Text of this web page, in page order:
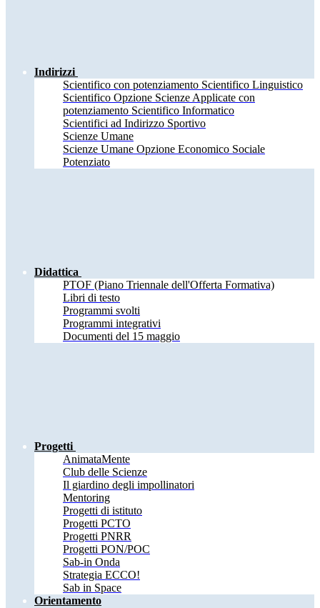
Indirizzi
Scientifico con potenziamento Scientifico Linguistico
Scientifico Opzione Scienze Applicate con
potenziamento Scientifico Informatico
Scientifici ad Indirizzo Sportivo
Scienze Umane
Scienze Umane Opzione Economico Sociale
Potenziato
Didattica
PTOF (Piano Triennale dell'Offerta Formativa)
Libri di testo
Programmi svolti
Programmi integrativi
Documenti del 15 maggio
Progetti
AnimataMente
Club delle Scienze
Il giardino degli impollinatori
Mentoring
Progetti di istituto
Progetti PCTO
Progetti PNRR
Progetti PON/POC
Sab-in Onda
Strategia ECCO!
Sab in Space
Orientamento